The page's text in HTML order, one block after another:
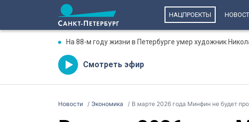
НАЦПРОЕКТЫ
На 88-м году жизни в Петербурге умер художник
Смотреть эфир
Новости Экономика В марте 2026 года Минфин не будет